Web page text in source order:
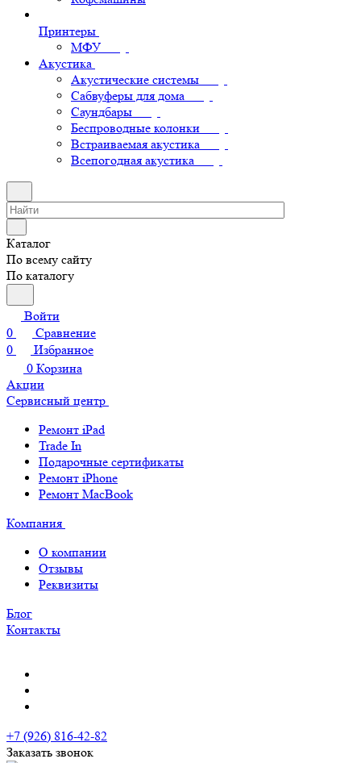
Принтеры
МФУ
Акустика
Акустические системы
Сабвуферы для дома
Саундбары
Беспроводные колонки
Встраиваемая акустика
Всепогодная акустика
Каталог
По всему сайту
По каталогу
Войти
0
Сравнение
0
Избранное
0 Корзина
Акции
Сервисный центр
Ремонт iPad
Trade In
Подарочные сертификаты
Ремонт iPhone
Ремонт MacBook
Компания
О компании
Отзывы
Реквизиты
Блог
Контакты
+7 (926) 816-42-82
Заказать звонок